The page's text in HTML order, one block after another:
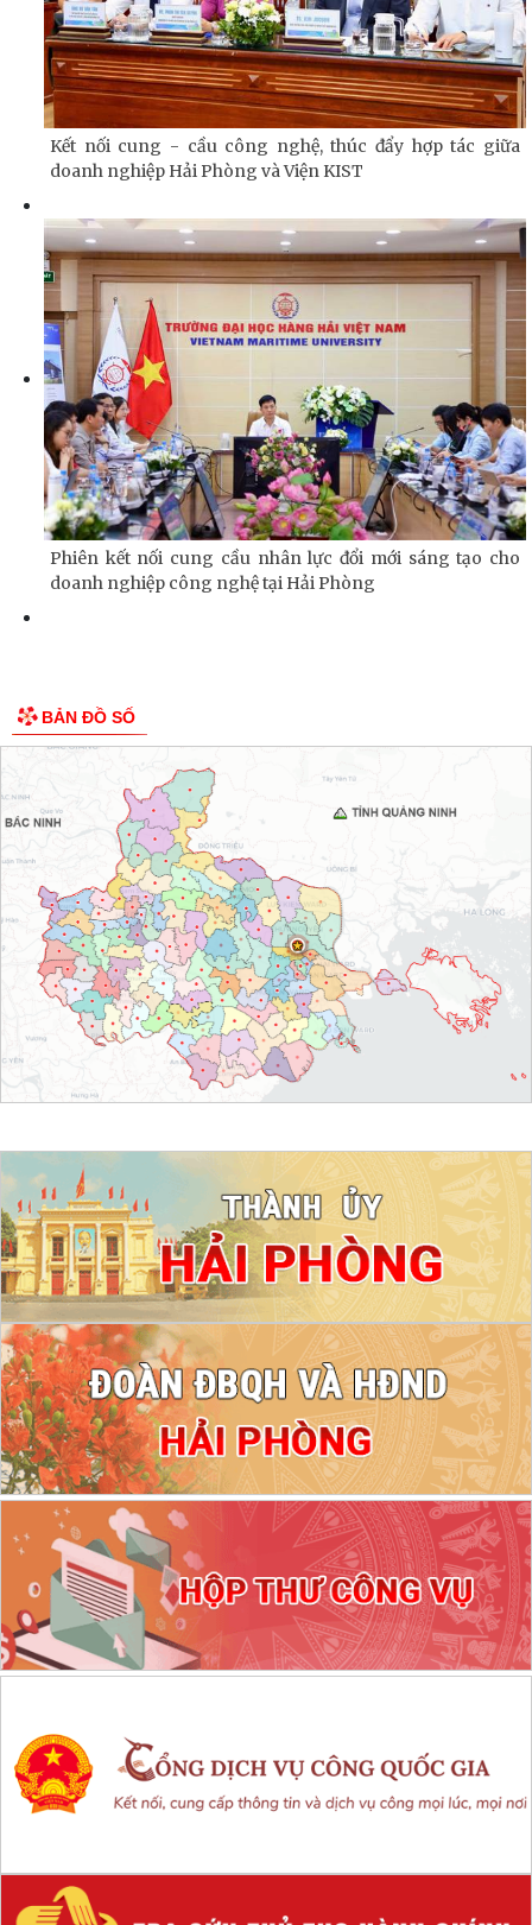
Kết nối cung - cầu công nghệ, thúc đẩy hợp tác giữa
doanh nghiệp Hải Phòng và Viện KIST
Phiên kết nối cung cầu nhân lực đổi mới sáng tạo cho
doanh nghiệp công nghệ tại Hải Phòng
BẢN ĐỒ SỐ